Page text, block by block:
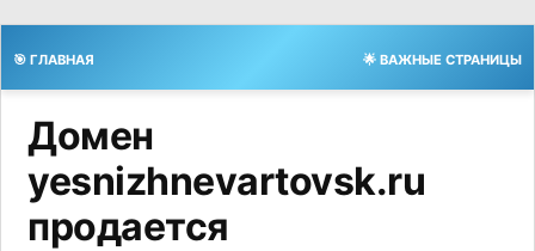
🎯 ГЛАВНАЯ 🌟 ВАЖНЫЕ СТРАНИЦЫ
Домен
yesnizhnevartovsk.ru
продается